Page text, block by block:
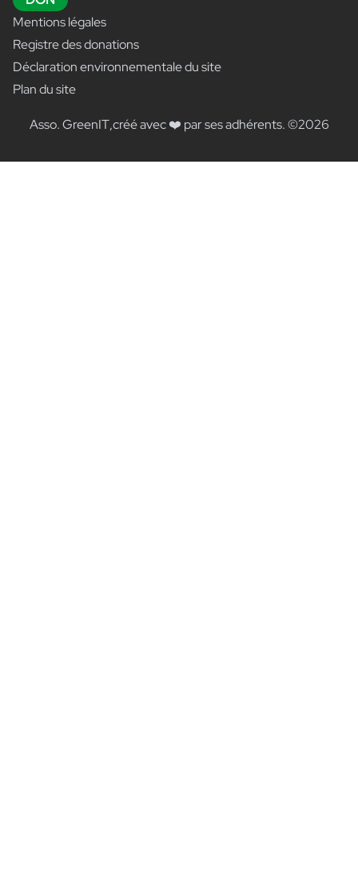
Mentions légales
Registre des donations
Déclaration environnementale du site
Plan du site
Asso. GreenIT,créé avec ❤️ par ses adhérents.©2026